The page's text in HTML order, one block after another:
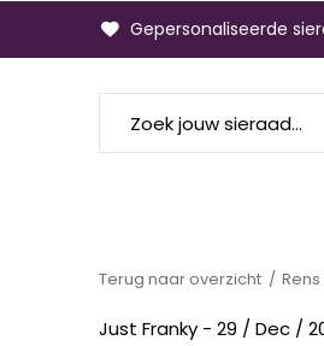
Gepersonaliseerde
Terug naar overzicht
Just Franky - 29 / Dec /